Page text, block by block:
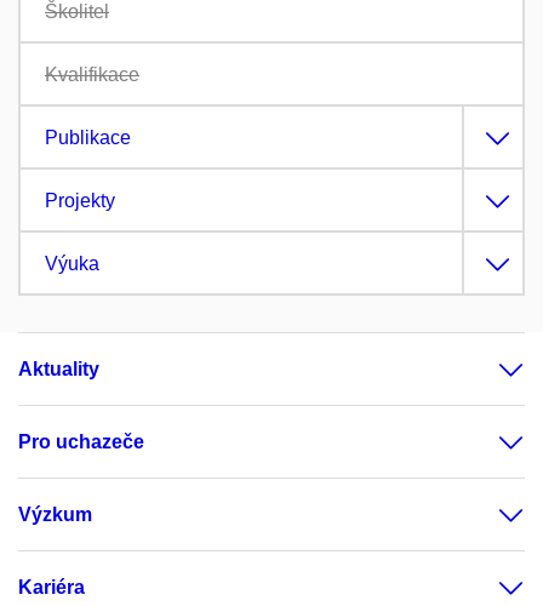
Školitel
Kvalifikace
Publikace
Projekty
Výuka
Aktuality
Pro uchazeče
Výzkum
Kariéra